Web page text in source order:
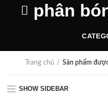
phân
Trang chủ Sản phẩm
SHOW SIDEBAR